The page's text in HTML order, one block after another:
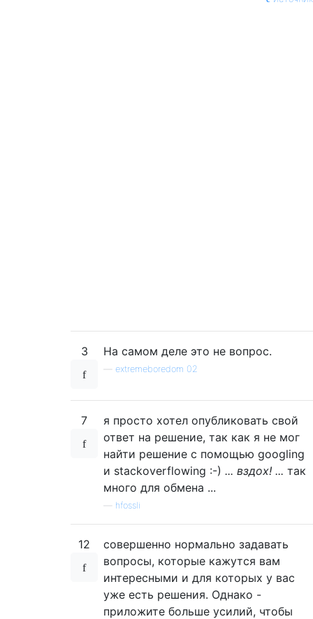
3 На самом деле это не вопрос.
extremeboredom 02
7
я просто хотел опубликовать свой
ответ на решение, так как я не мог
найти решение с помощью googling
и stackoverflowing :-) ... вздох! ... так
много для обмена ...
hfossli
12
совершенно нормально задавать
вопросы, которые кажутся вам
интересными и для которых у вас
уже есть решения. Однако -
приложите больше усилий, чтобы